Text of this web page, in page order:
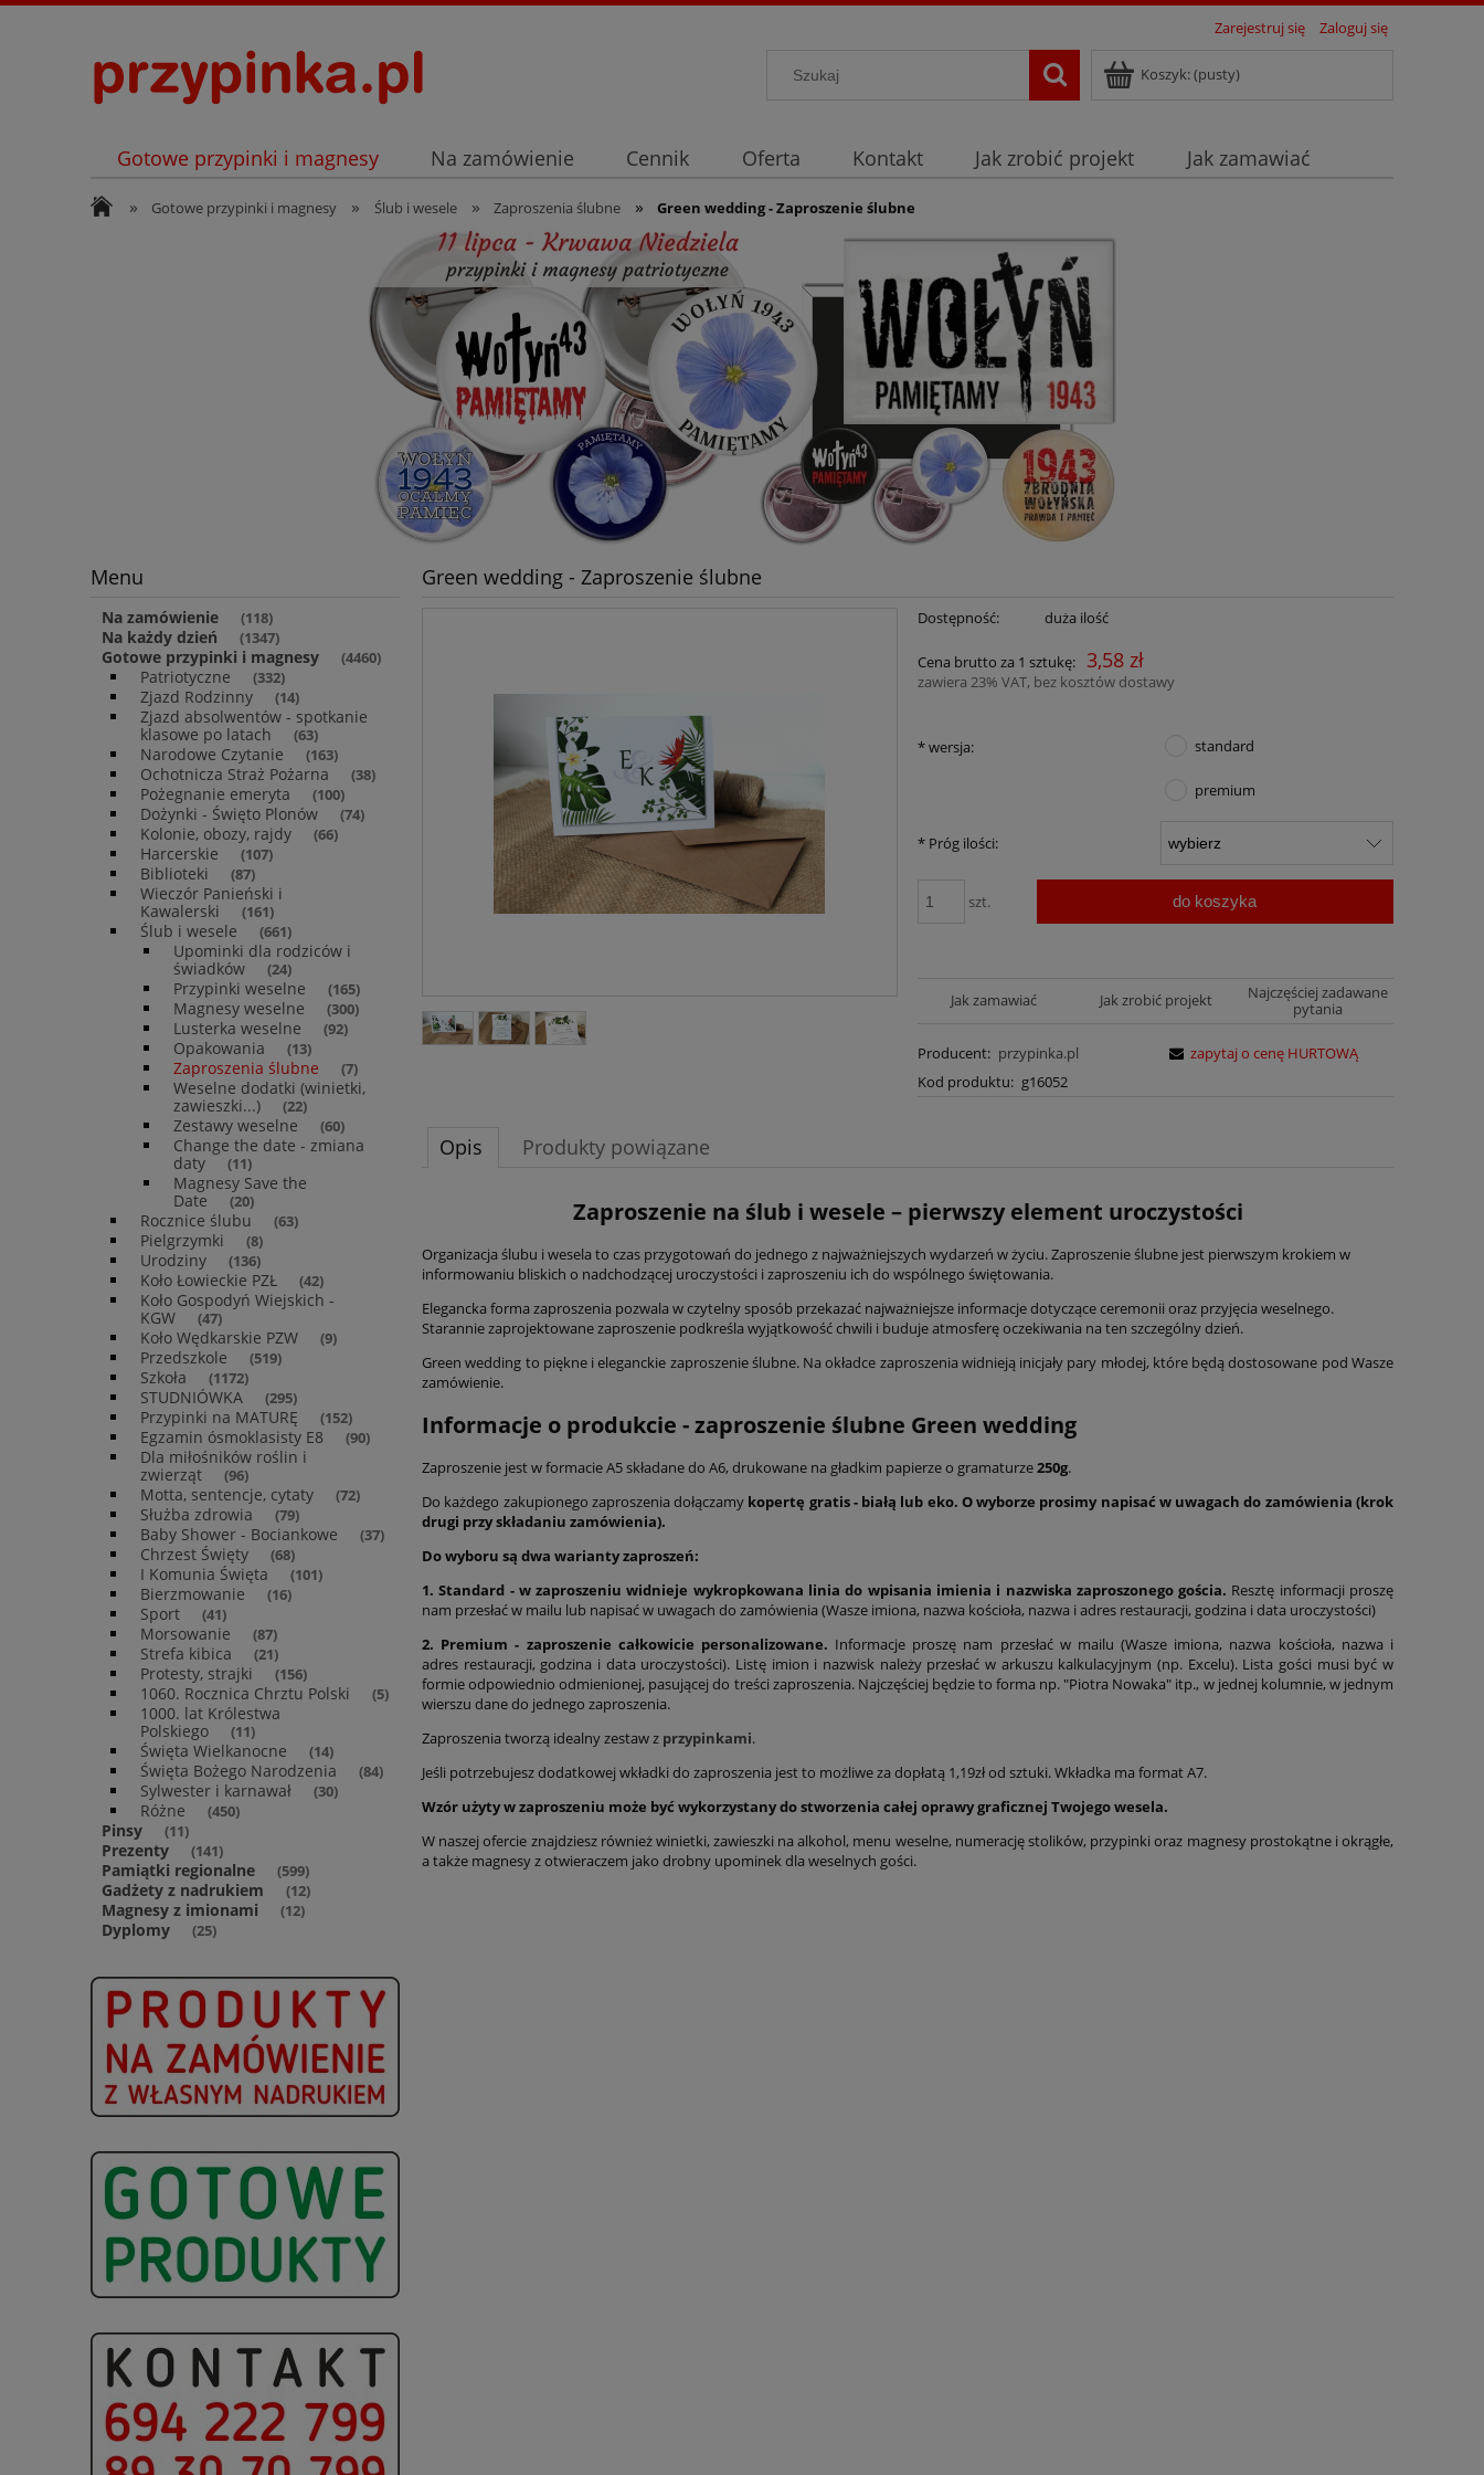
Zarejestruj się Zaloguj się
Koszyk:(pusty)
Gotowe przypinki i magnesy Na zamówienie Cennik Oferta Kontakt Jak zrobić projekt
Jak zamawiać
Archiwum
Listopad
» Gotowe przypinki i magnesy » Ślub i wesele » Zaproszenia ślubne » Green wedding - Zaproszenie ślubne
Menu
Na zamówienie (118)
Na każdy dzień (1347)
Gotowe przypinki i magnesy (4460)
Patriotyczne (332)
Zjazd Rodzinny (14)
Zjazd absolwentów - spotkanie
klasowe po latach
(63)
Narodowe Czytanie (163)
Ochotnicza Straż Pożarna (38)
Pożegnanie emeryta (100)
Dożynki - Święto Plonów (74)
Kolonie, obozy, rajdy (66)
Harcerskie (107)
Biblioteki (87)
Wieczór Panieński i
Kawalerski
(161)
Ślub i wesele (661)
Upominki dla rodziców i
świadków
(24)
Przypinki weselne (165)
Magnesy weselne (300)
Lusterka weselne (92)
Opakowania (13)
Zaproszenia ślubne (7)
Weselne dodatki (winietki,
zawieszki...)
(22)
Zestawy weselne (60)
Change the date - zmiana
daty
(11)
Magnesy Save the
Date
(20)
Rocznice ślubu (63)
Pielgrzymki (8)
Urodziny (136)
Koło Łowieckie PZŁ (42)
Koło Gospodyń Wiejskich -
KGW
(47)
Koło Wędkarskie PZW (9)
Przedszkole (519)
Szkoła (1172)
STUDNIÓWKA (295)
Przypinki na MATURĘ (152)
Egzamin ósmoklasisty E8 (90)
Dla miłośników roślin i
zwierząt
(96)
Motta, sentencje, cytaty (72)
Służba zdrowia (79)
Baby Shower - Bociankowe (37)
Chrzest Święty (68)
I Komunia Święta (101)
Bierzmowanie (16)
Sport (41)
Morsowanie (87)
Strefa kibica (21)
Protesty, strajki (156)
1060. Rocznica Chrztu Polski (5)
1000. lat Królestwa
Polskiego
(11)
Święta Wielkanocne (14)
Święta Bożego Narodzenia (84)
Sylwester i karnawał (30)
Różne (450)
Pinsy (11)
Prezenty (141)
Pamiątki regionalne (599)
Gadżety z nadrukiem (12)
Magnesy z imionami (12)
Dyplomy (25)
Green wedding - Zaproszenie ślubne
Dostępność: duża ilość
Cena brutto za 1 sztukę: 3,58 zł
zawiera 23% VAT, bez kosztów dostawy
*wersja: standard
premium
* Próg ilości:
szt. do koszyka
Jak zamawiać Jak zrobić projekt
Najczęściej zadawane
pytania
Producent: przypinka.pl
Kod produktu: g16052
zapytaj o cenę HURTOWĄ
Opis Produkty powiązane
Zaproszenie na ślub i wesele – pierwszy element uroczystości
Organizacja ślubu i wesela to czas przygotowań do jednego z najważniejszych wydarzeń w życiu. Zaproszenie ślubne jest pierwszym krokiem w
informowaniu bliskich o nadchodzącej uroczystości i zaproszeniu ich do wspólnego świętowania.
Elegancka forma zaproszenia pozwala w czytelny sposób przekazać najważniejsze informacje dotyczące ceremonii oraz przyjęcia weselnego.
Starannie zaprojektowane zaproszenie podkreśla wyjątkowość chwili i buduje atmosferę oczekiwania na ten szczególny dzień.
Green wedding to piękne i eleganckie zaproszenie ślubne. Na okładce zaproszenia widnieją inicjały pary młodej, które będą dostosowane pod Wasze
zamówienie.
Informacje o produkcie - zaproszenie ślubne Green wedding
Zaproszenie jest w formacie A5 składane do A6, drukowane na gładkim papierze o gramaturze250g.
Do każdego zakupionego zaproszenia dołączamy kopertę gratis - białą lub eko. O wyborze prosimy napisać w uwagach do zamówienia (krok
drugi przy składaniu zamówienia).
Do wyboru są dwa warianty zaproszeń:
1. Standard - w zaproszeniu widnieje wykropkowana linia do wpisania imienia i nazwiska zaproszonego gościa. Resztę informacji proszę
nam przesłać w mailu lub napisać w uwagach do zamówienia (Wasze imiona, nazwa kościoła, nazwa i adres restauracji, godzina i data uroczystości)
2. Premium - zaproszenie całkowicie personalizowane. Informacje proszę nam przesłać w mailu (Wasze imiona, nazwa kościoła, nazwa i
adres restauracji, godzina i data uroczystości). Listę imion i nazwisk należy przesłać w arkuszu kalkulacyjnym (np. Excelu). Lista gości musi być w
formie odpowiednio odmienionej, pasującej do treści zaproszenia. Najczęściej będzie to forma np. "Piotra Nowaka" itp., w jednej kolumnie, w jednym
wierszu dane do jednego zaproszenia.
Zaproszenia tworzą idealny zestaw z przypinkami.
Jeśli potrzebujesz dodatkowej wkładki do zaproszenia jest to możliwe za dopłatą 1,19zł od sztuki. Wkładka ma format A7.
Wzór użyty w zaproszeniu może być wykorzystany do stworzenia całej oprawy graficznej Twojego wesela.
W naszej ofercie znajdziesz również winietki, zawieszki na alkohol, menu weselne, numerację stolików, przypinki oraz magnesy prostokątne i okrągłe,
a także magnesy z otwieraczem jako drobny upominek dla weselnych gości.